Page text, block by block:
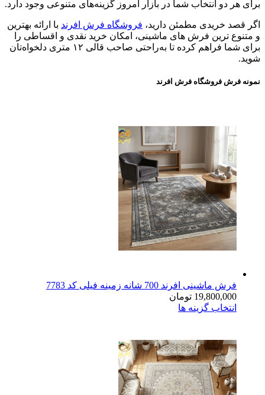
برای هر دو انتخاب شما در بازار امروز گزینه‌های متنوعی وجود دارد.
اگر قصد خریدی مطمئن دارید، فروشگاه‌ فرش افرند با ارائه بهترین
و متنوع ترین فرش های ماشینی، امکان خرید نقدی و اقساطی را
برای شما فراهم کرده‌ تا به‌راحتی صاحب قالی ۱۲ متری دلخواه‌تان
شوید.
نمونه فرش فروشگاه فرش افرند
فرش ماشینی افرند 700 شانه زمینه فیلی کد 7783
19,800,000 تومان
انتخاب گزینه ها